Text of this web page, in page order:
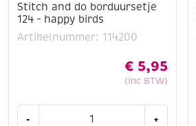
Stitch and do borduursetje
124 – happy birds
Artikelnummer: 114200
€ 5,95
(Inc BTW)
- +